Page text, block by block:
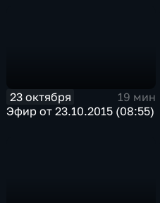
23 октября
19 мин
Эфир от 23.10.2015 (08:55)